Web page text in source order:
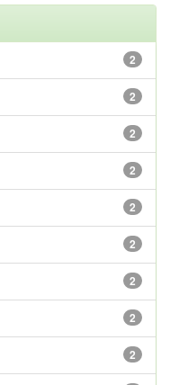
2
2
2
2
2
2
2
2
2